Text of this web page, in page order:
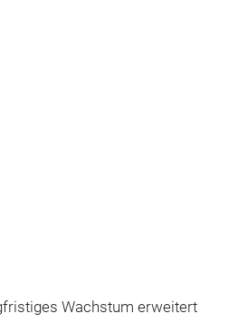
Wachstum erweitert